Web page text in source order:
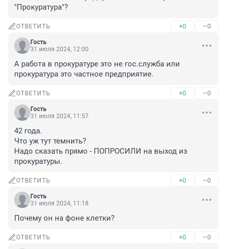
"Прокуратура"?
ОТВЕТИТЬ +0 –0
Гость
31 июля 2024, 12:00
А работа в прокуратуре это не гос.служба или
прокуратура это частное предприятие.
ОТВЕТИТЬ +0 –0
Гость
31 июля 2024, 11:57
42 года.
Что уж тут темнить?
Надо сказать прямо - ПОПРОСИЛИ на выход из
прокуратуры.
ОТВЕТИТЬ +0 –0
Гость
31 июля 2024, 11:18
Почему он на фоне клетки?
ОТВЕТИТЬ +0 –0